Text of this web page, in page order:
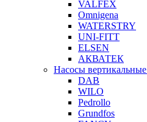
VALFEX
Omnigena
WATERSTRY
UNI-FITT
ELSEN
АКВАТЕК
Насосы вертикальные
DAB
WILO
Pedrollo
Grundfos